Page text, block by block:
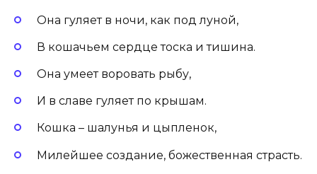
Она гуляет в ночи, как под луной,
В кошачьем сердце тоска и тишина.
Она умеет воровать рыбу,
И в славе гуляет по крышам.
Кошка – шалунья и цыпленок,
Милейшее создание, божественная страсть.